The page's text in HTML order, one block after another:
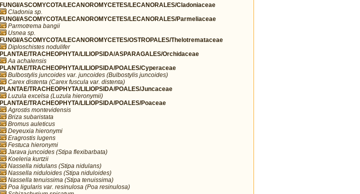
FUNGI/ASCOMYCOTA/LECANOROMYCETES/LECANORALES/Cladoniaceae
Cladonia sp.
FUNGI/ASCOMYCOTA/LECANOROMYCETES/LECANORALES/Parmeliaceae
Parmotrema bangii
Usnea sp.
FUNGI/ASCOMYCOTA/LECANOROMYCETES/OSTROPALES/Thelotremataceae
Diploschistes nodulifer
PLANTAE/TRACHEOPHYTA/LILIOPSIDA/ASPARAGALES/Orchidaceae
Aa achalensis
PLANTAE/TRACHEOPHYTA/LILIOPSIDA/POALES/Cyperaceae
Bulbostylis juncoides var. juncoides (Bulbostylis juncoides)
Carex distenta (Carex fuscula var. distenta)
PLANTAE/TRACHEOPHYTA/LILIOPSIDA/POALES/Juncaceae
Luzula excelsa (Luzula hieronymii)
PLANTAE/TRACHEOPHYTA/LILIOPSIDA/POALES/Poaceae
Agrostis montevidensis
Briza subaristata
Bromus auleticus
Deyeuxia hieronymi
Eragrostis lugens
Festuca hieronymi
Jarava juncoides (Stipa flexibarbata)
Koeleria kurtzii
Nassella nidulans (Stipa nidulans)
Nassella niduloides (Stipa niduloides)
Nassella tenuissima (Stipa tenuissima)
Poa ligularis var. resinulosa (Poa resinulosa)